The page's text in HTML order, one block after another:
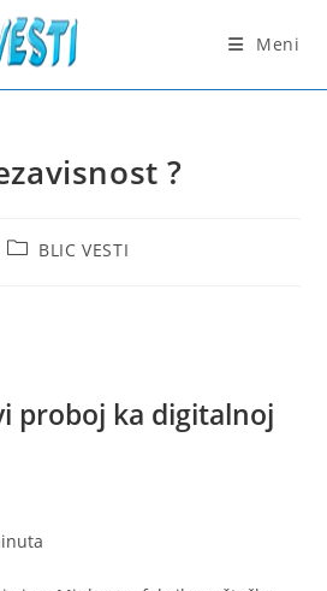
Meni
?
PostBLIC VESTI
proboj ka digitalnoj